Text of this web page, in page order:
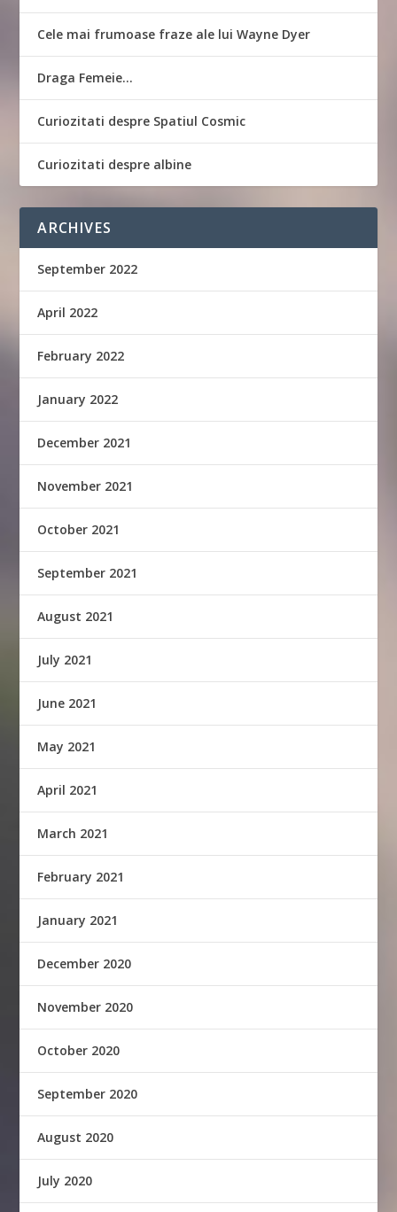
Cele mai frumoase fraze ale lui Wayne Dyer
Draga Femeie…
Curiozitati despre Spatiul Cosmic
Curiozitati despre albine
ARCHIVES
September 2022
April 2022
February 2022
January 2022
December 2021
November 2021
October 2021
September 2021
August 2021
July 2021
June 2021
May 2021
April 2021
March 2021
February 2021
January 2021
December 2020
November 2020
October 2020
September 2020
August 2020
July 2020